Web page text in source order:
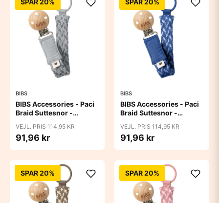
SPAR 20%
BIBS
BIBS Accessories - Paci
Braid Suttesnor -
VEJL. PRIS 114,95 KR
91,96 kr
SPAR 20%
BIBS
BIBS Accessories - Paci
Braid Suttesnor -
VEJL. PRIS 114,95 KR
91,96 kr
SPAR 20% SPAR 20%